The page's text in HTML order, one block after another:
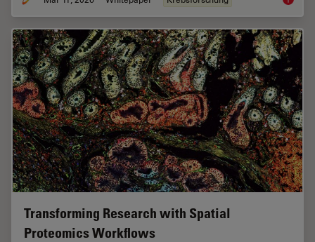
Transforming Research with Spatial
Proteomics Workflows